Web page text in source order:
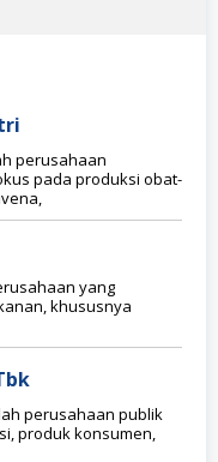
perusahaan
pada produksi obat-
yang
khususnya
perusahaan publik
produk konsumen,